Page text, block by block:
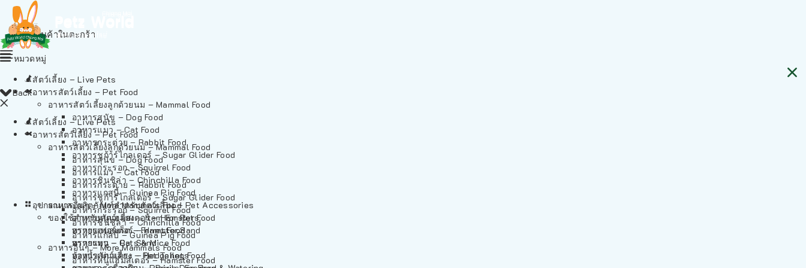
ไม่มีสินค้าในตะกร้า
Back
สัตว์เลี้ยง – Live Pets
อาหารสัตว์เลี้ยง – Pet Food
อาหารสัตว์เลี้ยงลูกด้วยนม – Mammal Food
อาหารสุนัข – Dog Food
อาหารแมว – Cat Food
อาหารกระต่าย – Rabbit Food
อาหารชูก้าร์ไกลเดอร์ – Sugar Glider Food
อาหารกระรอก – Squirrel Food
อาหารชินชิล่า – Chinchilla Food
อาหารแกสบี้ – Guinea Pig Food
อาหารอื่นๆ – More Mammals Food
อาหารหนูแฮมสเตอร์ – Hamster Food
หมวดหมู่
สัตว์เลี้ยง – Live Pets
อาหารสัตว์เลี้ยง – Pet Food
อาหารสัตว์เลี้ยงลูกด้วยนม – Mammal Food
อาหารสุนัข – Dog Food
อาหารแมว – Cat Food
อาหารกระต่าย – Rabbit Food
อาหารชูก้าร์ไกลเดอร์ – Sugar Glider Food
อาหารกระรอก – Squirrel Food
อาหารชินชิล่า – Chinchilla Food
อาหารแกสบี้ – Guinea Pig Food
อาหารอื่นๆ – More Mammals Food
อาหารหนูแฮมสเตอร์ – Hamster Food
อาหารเฟอร์เร็ต – Ferret Food
อาหารหนู – Rats & Mice Food
อาหารเม่นแคระ – Hedgehog Food
อุปกรณและผลิตภัณฑ์สำหรับสัตว์เลี้ยง – Pet Accessories
ของใช้สำหรับสัตว์เลี้ยง – Item For Pets
ทรายแฮมสเตอร์ – Hamster Sand
ทรายแมว – Cat Sand
ห้องน้ำสัตว์เลี้ยง – Pet Toilets